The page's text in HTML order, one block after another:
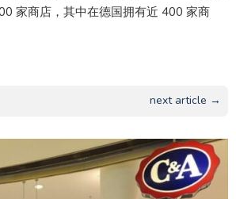
家商店，其中在德国拥有近 400 家商
next article →